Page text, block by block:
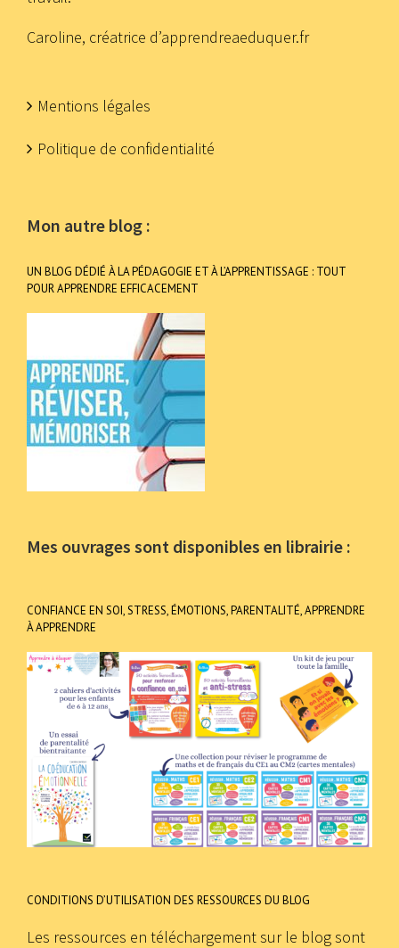
Caroline, créatrice d’apprendreaeduquer.fr
Mentions légales
Politique de confidentialité
Mon autre blog :
UN BLOG DÉDIÉ À LA PÉDAGOGIE ET À L’APPRENTISSAGE : TOUT
POUR APPRENDRE EFFICACEMENT
Mes ouvrages sont disponibles en librairie :
CONFIANCE EN SOI, STRESS, ÉMOTIONS, PARENTALITÉ, APPRENDRE
À APPRENDRE
CONDITIONS D’UTILISATION DES RESSOURCES DU BLOG
Les ressources en téléchargement sur le blog sont